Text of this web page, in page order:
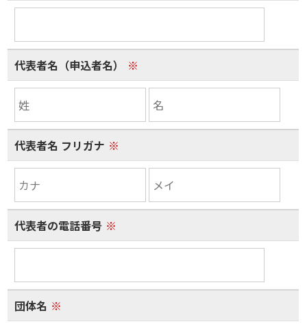
代表者名（申込者名） ※
代表者名 フリガナ ※
代表者の電話番号 ※
団体名 ※